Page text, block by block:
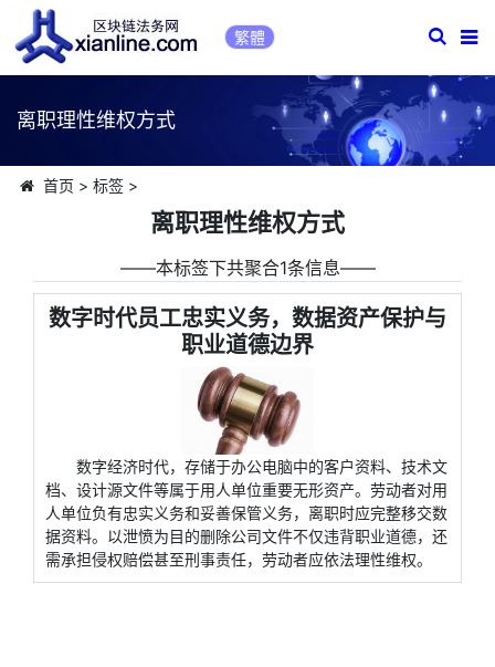
繁體
离职理性维权方式
首页 > 标签>
离职理性维权方式
――本标签下共聚合1条信息――
数字时代员工忠实义务，数据资产保护与
职业道德边界
数字经济时代，存储于办公电脑中的客户资料、技术文
档、设计源文件等属于用人单位重要无形资产。劳动者对用
人单位负有忠实义务和妥善保管义务，离职时应完整移交数
据资料。以泄愤为目的删除公司文件不仅违背职业道德，还
需承担侵权赔偿甚至刑事责任，劳动者应依法理性维权。